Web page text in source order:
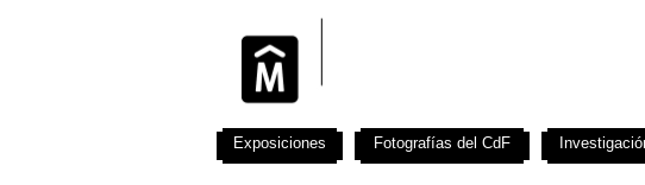
Exposiciones Fotografías del CdF